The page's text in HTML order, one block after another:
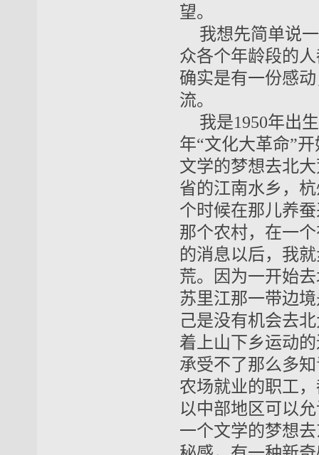
望。
我想先简单说
众各个年龄段的
确实是有一份感
流。
我是1950年出
年“文化大革命”
文学的梦想去北
省的江南水乡，
个时候在那儿养
那个农村，在一
的消息以后，我
荒。因为一开始
苏里江那一带边
己是没有机会去
着上山下乡运动
承受不了那么多
农场就业的职工
以中部地区可以
一个文学的梦想